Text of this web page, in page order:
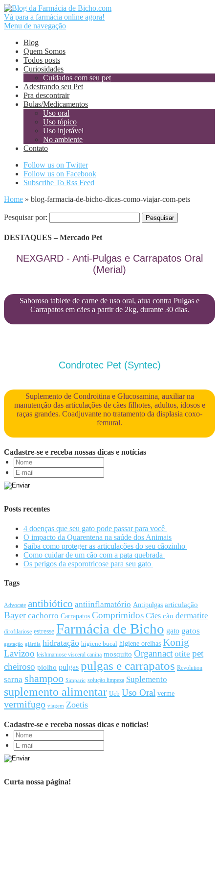
Vá para a farmácia online agora!
Menu de navegação
Blog
Quem Somos
Todos posts
Curiosidades
Cuidados com seu pet
Adestrando seu Pet
Pra descontrair
Bulas/Medicamentos
Uso oral
Uso tópico
Uso injetável
No ambiente
Contato
Follow us on Twitter
Follow us on Facebook
Subscribe To Rss Feed
Home » blog-farmacia-de-bicho-dicas-como-viajar-com-pets
Pesquisar por:
DESTAQUES – Mercado Pet
NEXGARD - Anti-Pulgas e Carrapatos Oral
(Merial)
Saboroso tablete de carne de uso oral, atua contra Pulgas e
Carrapatos em cães a partir de 2kg, durante 30 dias.
Condrotec Pet (Syntec)
Suplemento de Condroitina e Glucosamina, auxiliar na
manutenção das articulações de cães filhotes, adultos, idosos e
raças grandes. Coadjuvante no tratamento da displasia coxo-
femural.
Cadastre-se e receba nossas dicas e notícias
Posts recentes
4 doenças que seu gato pode passar para você
O impacto da Quarentena na saúde dos Animais
Saiba como proteger as articulações do seu cãozinho
Como cuidar de um cão com a pata quebrada
Os perigos da esporotricose para seu gato
Tags
Advocate antibiótico antiinflamatório Antipulgas articulação
Bayer cachorro Carrapatos Comprimidos Cães cão dermatite
dirofilariose estresse Farmácia de Bicho gato gatos
gestação giárdia hidratação higiene bucal higiene orelhas Konig
Lavizoo leishmaniose visceral canina mosquito Organnact otite pet
cheiroso piolho pulgas pulgas e carrapatos Revolution
sarna shampoo Simparic solução limpeza Suplemento
suplemento alimentar Ucb Uso Oral verme
vermifugo viagem Zoetis
Cadastre-se e receba nossas dicas e notícias!
Curta nossa página!